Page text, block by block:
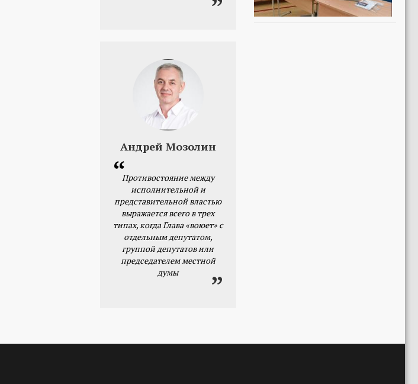
Андрей Мозолин
Противостояние между
исполнительной и
представительной властью
выражается всего в трех
типах, когда Глава «воюет» с
отдельным депутатом,
группой депутатов или
председателем местной
думы